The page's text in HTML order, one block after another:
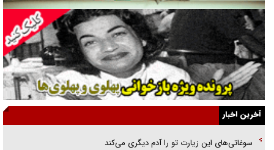
جنجال پزشکان تقلبی در صنعت زیبایی
یهودی‌ها در ادبیات داستانی اروپا؛ از شکسپیر تا دیکنز
گفت‌وگو با خواهر یکی از شهدای جنگ رمضان/ خواهرم فرمانده جهادی و
اهل خدمت بی‌منت بود
جزئیات شکنجه‌هایم فراتر از آن است که در بیان بگنجد!
گزارش «جوان» از قوانین سخت‌گیرانه ۶ قاره در برابر یورش به پاسگاه‌های
آخرین اخبار
سوغاتی‌های این زیارت تو را آدم دیگری می‌کند